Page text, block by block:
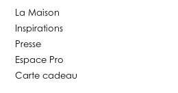
La Maison
Inspirations
Presse
Espace Pro
Carte cadeau